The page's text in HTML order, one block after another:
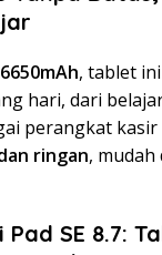
, tablet
hari, dari
perangkat
ringan, mudah
SE 8.7: